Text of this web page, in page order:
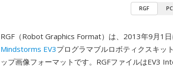
RGF
RGF（Robot Graphics Format）は、2013年9月1
Mindstorms EV3プログラマブルロボティクスキッ
ップ画像フォーマットです。RGFファイルはEV3